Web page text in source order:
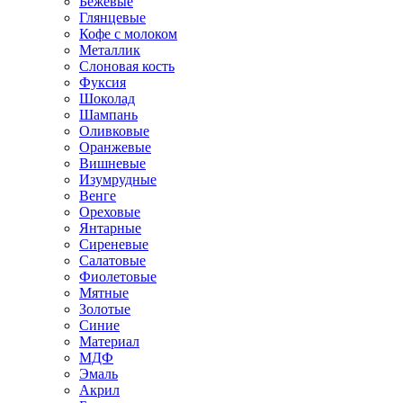
Глянцевые
Кофе с молоком
Металлик
Слоновая кость
Фуксия
Шоколад
Шампань
Оливковые
Оранжевые
Вишневые
Изумрудные
Венге
Ореховые
Янтарные
Сиреневые
Салатовые
Фиолетовые
Мятные
Золотые
Синие
Материал
МДФ
Эмаль
Акрил